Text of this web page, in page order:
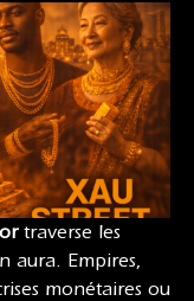
traverse les
aura. Empires,
monétaires ou